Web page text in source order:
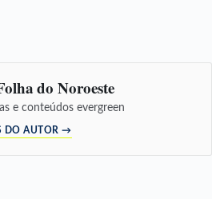
do Noroeste
e conteúdos evergreen
DO AUTOR →